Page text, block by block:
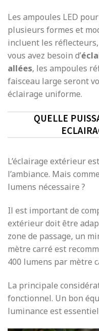
Les ampoules LED
plusieurs formes et
incluent les
vous avez besoin d’
allées, les ampoules
faisceau large seront
éclairage uniforme.
QUELLE
L’éclairage extérieur
l’ambiance. Mais
lumens nécessaire ?
Il est important de
extérieur doit être
zone de passage, un
mètre carré est
400 lumens par mètre
La principale
fonctionnel. Un bon
luminance est